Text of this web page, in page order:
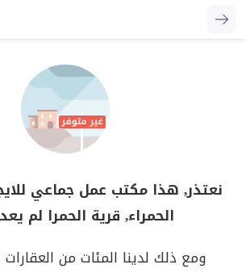
نعتذر, هذا مكتب عمل جماعي
الحمراء, قرية الحمرا لم
ومع ذلك لدينا المئات من